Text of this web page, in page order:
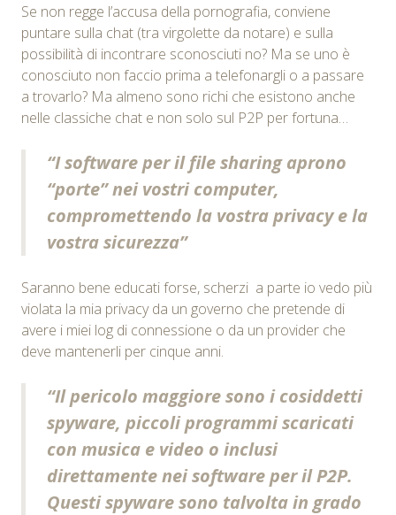
Se non regge l’accusa della pornografia, conviene
puntare sulla chat (tra virgolette da notare) e sulla
possibilità di incontrare sconosciuti no? Ma se uno è
conosciuto non faccio prima a telefonargli o a passare
a trovarlo? Ma almeno sono richi che esistono anche
nelle classiche chat e non solo sul P2P per fortuna…
“I software per il file sharing aprono
“porte” nei vostri computer,
compromettendo la vostra privacy e la
vostra sicurezza”
Saranno bene educati forse, scherzi a parte io vedo più
violata la mia privacy da un governo che pretende di
avere i miei log di connessione o da un provider che
deve mantenerli per cinque anni.
“Il pericolo maggiore sono i cosiddetti
spyware, piccoli programmi scaricati
con musica e video o inclusi
direttamente nei software per il P2P.
Questi spyware sono talvolta in grado